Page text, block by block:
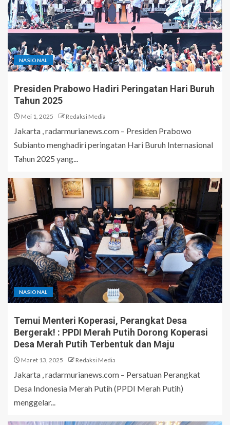
NASIONAL
Presiden Prabowo Hadiri Peringatan Hari Buruh
Tahun 2025
Mei 1, 2025 Redaksi Media
Jakarta , radarmurianews.com – Presiden Prabowo
Subianto menghadiri peringatan Hari Buruh Internasional
Tahun 2025 yang...
NASIONAL
Temui Menteri Koperasi, Perangkat Desa
Bergerak! : PPDI Merah Putih Dorong Koperasi
Desa Merah Putih Terbentuk dan Maju
Maret 13, 2025 Redaksi Media
Jakarta , radarmurianews.com – Persatuan Perangkat
Desa Indonesia Merah Putih (PPDI Merah Putih)
menggelar...